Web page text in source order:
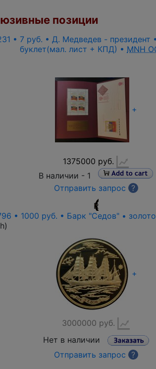
позиции
• 7 руб. • Д. Медведев -
буклет(мал. лист + КПД) • MNH
+
1375000 руб.
В наличии - 1
Отправить запрос
?
R
• 1000 руб. • Барк "Седов" •
)
+
3000000 руб.
Нет в наличии
Отправить запрос
?